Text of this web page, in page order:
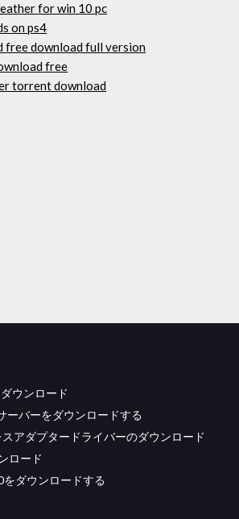
for win 10 pc
on ps4
free download full version
free
torrent download
ウンロード
ーバーをダウンロードする
アダプタードライバーのダウンロード
ロード
ダウンロードする